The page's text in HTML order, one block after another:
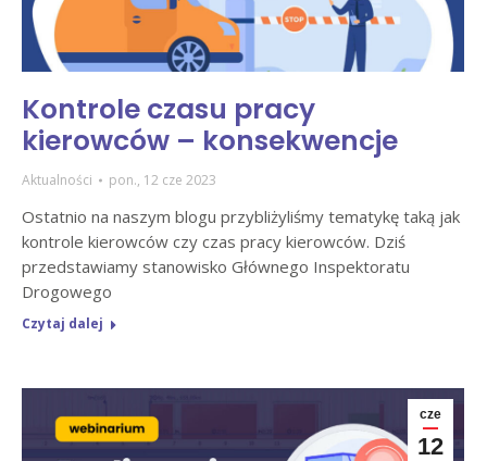
Kontrole czasu pracy
kierowców – konsekwencje
Aktualności pon., 12 cze 2023
Ostatnio na naszym blogu przybliżyliśmy tematykę taką jak
kontrole kierowców czy czas pracy kierowców. Dziś
przedstawiamy stanowisko Głównego Inspektoratu
Drogowego
Czytaj dalej
cze
12